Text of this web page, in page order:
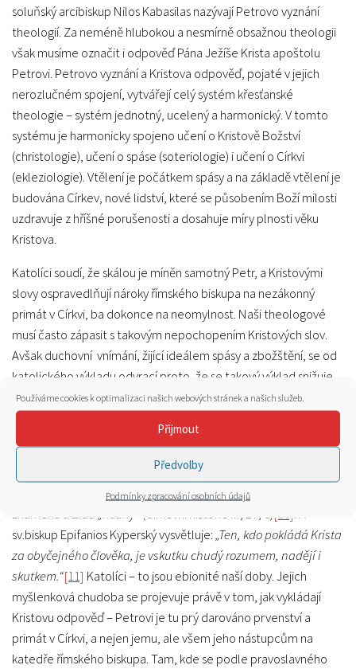
Používáme cookies k optimalizaci našich webových stránek a našich služeb.
Přijmout
Předvolby
Podmínky zpracování osobních údajů
soluňský arcibiskup Nilos Kabasilas nazývají Petrovo vyznání
theologií. Za neméně hlubokou a nesmírně obsažnou theologii
však musíme označit i odpověď Pána Ježíše Krista apoštolu
Petrovi. Petrovo vyznání a Kristova odpověď, pojaté v jejich
nerozlučném spojení, vytvářejí celý systém křesťanské
theologie – systém jednotný, ucelený a harmonický. V tomto
systému je harmonicky spojeno učení o Kristově Božství
(christologie), učení o spáse (soteriologie) i učení o Církvi
(ekleziologie). Vtělení je počátkem spásy a na základě vtělení je
budována Církev, nové lidství, které se působením Boží milosti
uzdravuje z hříšné porušenosti a dosahuje míry plnosti věku
Kristova.
Katolíci soudí, že skálou je míněn samotný Petr, a Kristovými
slovy ospravedlňují nároky římského biskupa na nezákonný
primát v Církvi, ba dokonce na neomylnost. Naši theologové
musí často zápasit s takovým nepochopením Kristových slov.
Avšak duchovní vnímání, žijící ideálem spásy a zbožštění, se od
katolického výkladu odvrací proto, že se takový výklad snižuje
k obchodování tam, kde jsou zvěstována největší náboženská
tajemství. Na katolickém myšlení je nejodpudivější prázdnota
theologických idejí.
O starověkých ebionitech píše církevní historik Eusebios, že byli
nazváni ebionity pro omezenost své mysli, neboť toto slovo
znamená u Židů„nuzný“ (Církevní historie III, 27, 6)[10]. A
sv.biskup Epifanios Kyperský vysvětluje:„Ten, kdo pokládá Krista
za obyčejného člověka, je vskutku chudý rozumem, nadějí i
skutkem.“[11] Katolíci – to jsou ebionité naší doby. Jejich
myšlenková chudoba se projevuje právě v tom, jak vykládají
Kristovu odpověď – Petrovi je tu prý darováno prvenství a
primát v Církvi, a nejen jemu, ale všem jeho nástupcům na
katedře římského biskupa. Tam, kde se podle pravoslavného